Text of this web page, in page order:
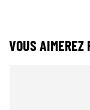
VOUS AIMEREZ